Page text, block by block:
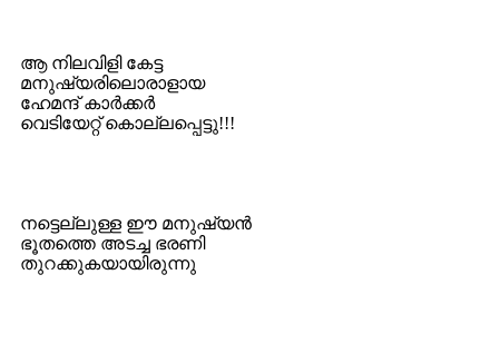
ആ നിലവിളി കേട്ട
മനുഷ്യരിലൊരാളായ
ഹേമന്ദ് കാര്‍ക്കര്‍
വെടിയേറ്റ് കൊല്ലപ്പെട്ടു!!!
നട്ടെല്ലുള്ള ഈ മനുഷ്യന്‍
ഭൂതത്തെ അടച്ച ഭരണി
തുറക്കുകയായിരുന്നു